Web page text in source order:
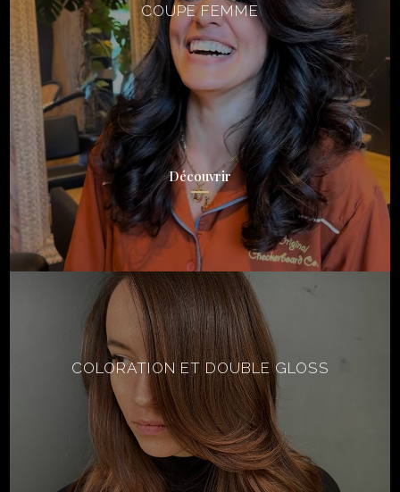
COUPE FEMME
Découvrir
COLORATION ET DOUBLE GLOSS